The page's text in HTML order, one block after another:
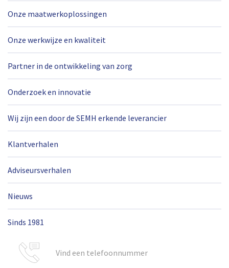
Onze maatwerkoplossingen
Onze werkwijze en kwaliteit
Partner in de ontwikkeling van zorg
Onderzoek en innovatie
Wij zijn een door de SEMH erkende leverancier
Klantverhalen
Adviseursverhalen
Nieuws
Sinds 1981
Vind een telefoonnummer